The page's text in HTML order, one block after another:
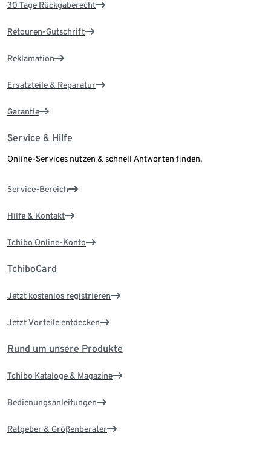
30 Tage Rückgaberecht
Retouren-Gutschrift
Reklamation
Ersatzteile & Reparatur
Garantie
Service & Hilfe
Online-Services nutzen & schnell Antworten finden.
Service-Bereich
Hilfe & Kontakt
Tchibo Online-Konto
TchiboCard
Jetzt kostenlos registrieren
Jetzt Vorteile entdecken
Rund um unsere Produkte
Tchibo Kataloge & Magazine
Bedienungsanleitungen
Ratgeber & Größenberater